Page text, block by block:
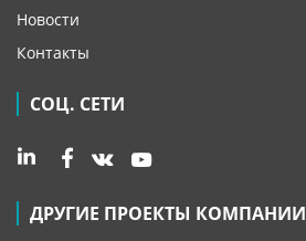
Новости
Контакты
СОЦ. СЕТИ
ДРУГИЕ ПРОЕКТЫ КОМПАНИИ